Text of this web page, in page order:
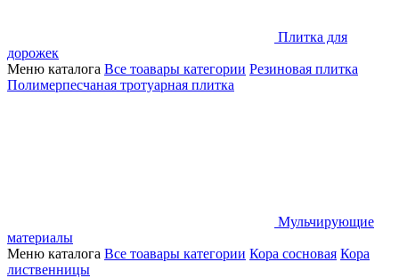
Плитка для
дорожек
Меню каталога Все тоавары категории Резиновая плитка
Полимерпесчаная тротуарная плитка
Мульчирующие
материалы
Меню каталога Все тоавары категории Кора сосновая Кора
лиственницы